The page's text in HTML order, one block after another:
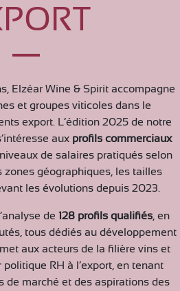
Elzéar Wine & Spirit accompagne
et groupes viticoles dans le
export. L’édition 2025 de notre
aux profils commerciaux
de salaires pratiqués selon
zones géographiques, les tailles
les évolutions depuis 2023.
de 128 profils qualifiés, en
tous dédiés au développement
aux acteurs de la filière vins et
RH à l’export, en tenant
de marché et des aspirations des